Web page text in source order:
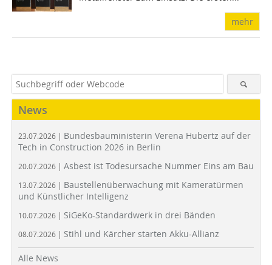
mehr
News
23.07.2026 | Bundesbauministerin Verena Hubertz auf der
Tech in Construction 2026 in Berlin
20.07.2026 | Asbest ist Todesursache Nummer Eins am Bau
13.07.2026 | Baustellenüberwachung mit Kameratürmen
und Künstlicher Intelligenz
10.07.2026 | SiGeKo-Standardwerk in drei Bänden
08.07.2026 | Stihl und Kärcher starten Akku-Allianz
Alle News